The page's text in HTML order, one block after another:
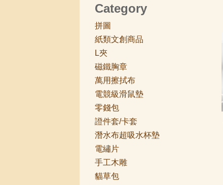
Category
拼圖
紙類文創商品
L夾
磁鐵胸章
萬用擦拭布
電競級滑鼠墊
零錢包
證件套/卡套
潛水布超吸水杯墊
電繡片
手工木雕
貓草包